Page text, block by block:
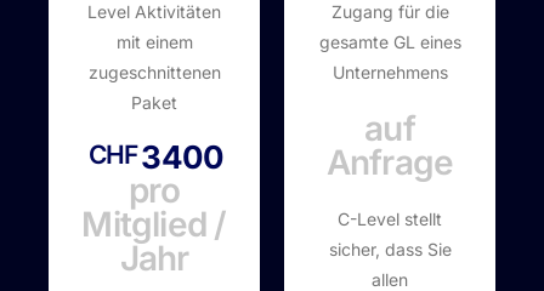
Level Aktivitäten
mit einem
zugeschnittenen
Paket
CHF3400
pro
Mitglied /
Jahr
Zugang für die
gesamte GL eines
Unternehmens
auf
Anfrage
C-Level stellt
sicher, dass Sie
allen